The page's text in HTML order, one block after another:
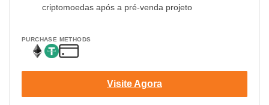
criptomoedas após a pré-venda projeto
PURCHASE METHODS
Visite Agora